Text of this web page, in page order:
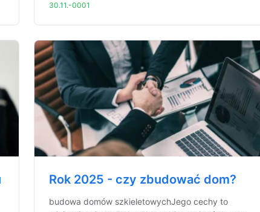
30.11.-0001
Rok 2025 - czy zbudować dom?
budowa domów szkieletowychJego cechy to